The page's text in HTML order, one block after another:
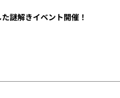
謎解きイベント開催！